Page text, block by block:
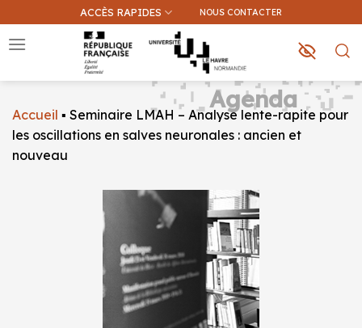
au
contenu
ACCÈS RAPIDES NOUS CONTACTER
Que recherchez-vous ?
Accueil ▪ Seminaire LMAH – Analyse lente-rapite pour
les oscillations en salves neuronales : ancien et
nouveau
Agenda